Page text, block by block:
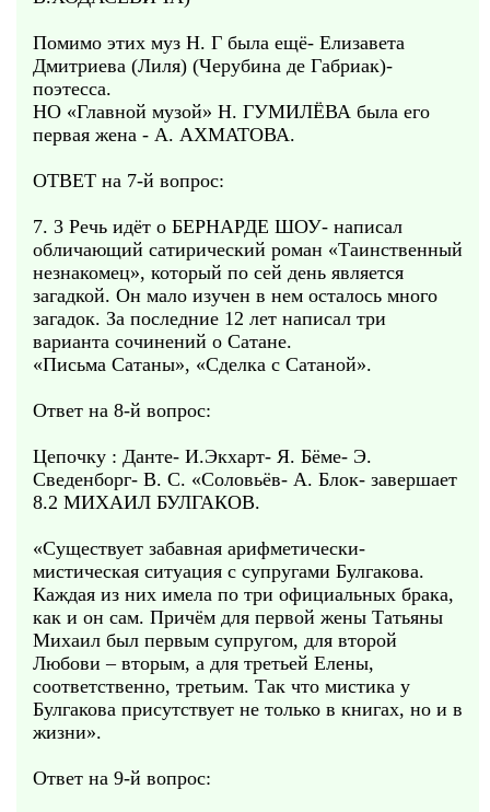
Помимо этих муз Н. Г была ещё- Елизавета
Дмитриева (Лиля) (Черубина де Габриак)-
поэтесса.
НО «Главной музой» Н. ГУМИЛЁВА была его
первая жена - А. АХМАТОВА.
ОТВЕТ на 7-й вопрос:
7. 3 Речь идёт о БЕРНАРДЕ ШОУ- написал
обличающий сатирический роман «Таинственный
незнакомец», который по сей день является
загадкой. Он мало изучен в нем осталось много
загадок. За последние 12 лет написал три
варианта сочинений о Сатане.
«Письма Сатаны», «Сделка с Сатаной».
Ответ на 8-й вопрос:
Цепочку : Данте- И.Экхарт- Я. Бёме- Э.
Сведенборг- В. С. «Соловьёв- А. Блок- завершает
8.2 МИХАИЛ БУЛГАКОВ.
«Существует забавная арифметически-
мистическая ситуация с супругами Булгакова.
Каждая из них имела по три официальных брака,
как и он сам. Причём для первой жены Татьяны
Михаил был первым супругом, для второй
Любови – вторым, а для третьей Елены,
соответственно, третьим. Так что мистика у
Булгакова присутствует не только в книгах, но и в
жизни».
Ответ на 9-й вопрос: